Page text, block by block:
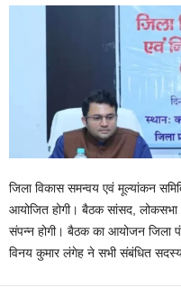
जिला विकास समन्वय एवं मूल्यांकन
आयोजित होगी। बैठक सांसद, लोकसभा
संपन्न होगी। बैठक का आयोजन जिला
विनय कुमार लंगेह ने सभी संबंधित